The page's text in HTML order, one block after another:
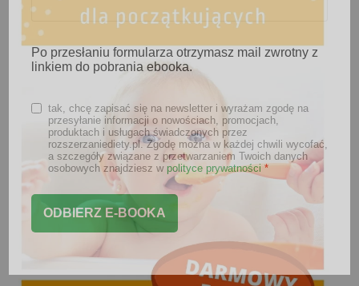
Po przesłaniu formularza otrzymasz mail zwrotny z
linkiem do pobrania ebooka.
tak, chcę zapisać się na newsletter i wyrażam zgodę na
przesyłanie informacji o nowościach, promocjach,
produktach i usługach świadczonych przez
rozszerzaniediety.pl. Zgodę można w każdej chwili wycofać,
a szczegóły związane z przetwarzaniem Twoich danych
osobowych znajdziesz w polityce prywatności *